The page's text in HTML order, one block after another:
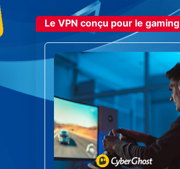
Le VPN conçu pour le gaming